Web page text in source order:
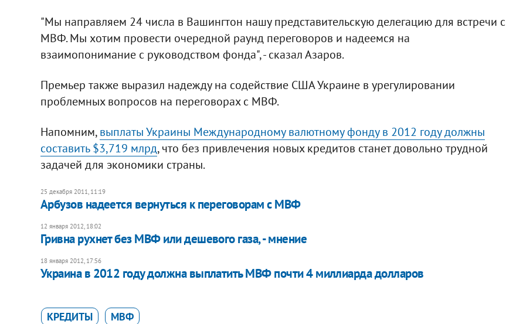
"Мы направляем 24 числа в Вашингтон нашу представительскую делегацию для встречи с
МВФ. Мы хотим провести очередной раунд переговоров и надеемся на
взаимопонимание с руководством фонда", - сказал Азаров.
Премьер также выразил надежду на содействие США Украине в урегулировании
проблемных вопросов на переговорах с МВФ.
Напомним,выплаты Украины Международному валютному фонду в 2012 году должны
составить $3,719 млрд, что без привлечения новых кредитов станет довольно трудной
задачей для экономики страны.
25 декабря 2011, 11:19
Арбузов надеется вернуться к переговорам с МВФ
12 января 2012, 18:02
Гривна рухнет без МВФ или дешевого газа, - мнение
18 января 2012, 17:56
Украина в 2012 году должна выплатить МВФ почти 4 миллиарда долларов
КРЕДИТЫ МВФ